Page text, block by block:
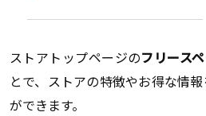
ストアトップページのフリース
とで、ストアの特徴やお得な情報
ができます。